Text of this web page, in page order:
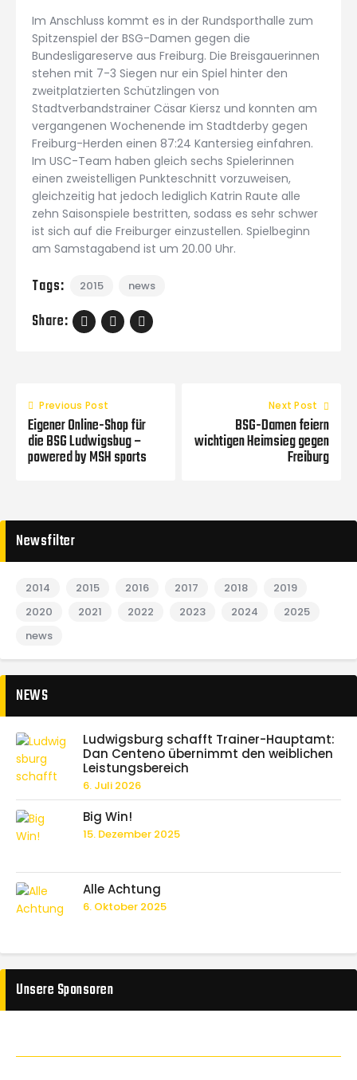
Im Anschluss kommt es in der Rundsporthalle zum
Spitzenspiel der BSG-Damen gegen die
Bundesligareserve aus Freiburg. Die Breisgauerinnen
stehen mit 7-3 Siegen nur ein Spiel hinter den
zweitplatzierten Schützlingen von
Stadtverbandstrainer Cäsar Kiersz und konnten am
vergangenen Wochenende im Stadtderby gegen
Freiburg-Herden einen 87:24 Kantersieg einfahren.
Im USC-Team haben gleich sechs Spielerinnen
einen zweistelligen Punkteschnitt vorzuweisen,
gleichzeitig hat jedoch lediglich Katrin Raute alle
zehn Saisonspiele bestritten, sodass es sehr schwer
ist sich auf die Freiburger einzustellen. Spielbeginn
am Samstagabend ist um 20.00 Uhr.
Tags: 2015 news
Share:
Previous Post
Eigener Online-Shop für
die BSG Ludwigsbug –
powered by MSH sports
Next Post
BSG-Damen feiern
wichtigen Heimsieg gegen
Freiburg
Newsfilter
2014 2015 2016 2017 2018
2019
2020
2021 2022 2023 2024
2025
news
NEWS
Ludwigsburg schafft Trainer-Hauptamt:
Dan Centeno übernimmt den weiblichen
Leistungsbereich
6. Juli 2026
Big Win!
15. Dezember 2025
Alle Achtung
6. Oktober 2025
Unsere Sponsoren